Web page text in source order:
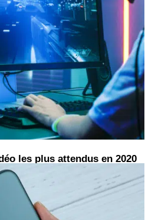
les plus attendus en 2020